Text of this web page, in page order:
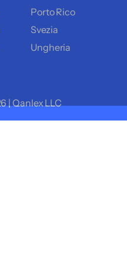
Porto Rico
Svezia
Ungheria